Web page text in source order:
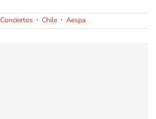
Conciertos Chile Aespa